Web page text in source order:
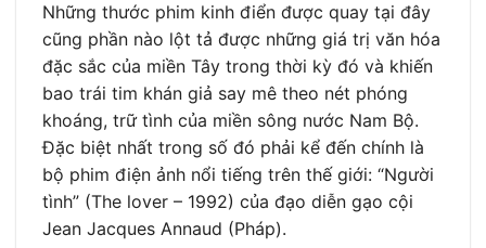
Những thước phim kinh điển được quay tại đây
cũng phần nào lột tả được những giá trị văn hóa
đặc sắc của miền Tây trong thời kỳ đó và khiến
bao trái tim khán giả say mê theo nét phóng
khoáng, trữ tình của miền sông nước Nam Bộ.
Đặc biệt nhất trong số đó phải kể đến chính là
bộ phim điện ảnh nổi tiếng trên thế giới: “Người
tình” (The lover – 1992) của đạo diễn gạo cội
Jean Jacques Annaud (Pháp).